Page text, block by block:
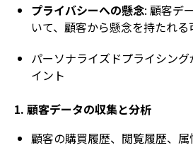
プライバシーへの懸念: 顧客デ
いて、顧客から懸念を持たれる
パーソナライズドプライシン
イント
1. 顧客データの収集と分析
顧客の購買履歴、閲覧履歴、